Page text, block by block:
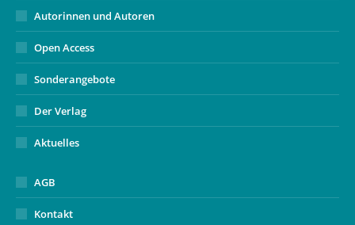
Autorinnen und Autoren
Open Access
Sonderangebote
Der Verlag
Aktuelles
AGB
Kontakt